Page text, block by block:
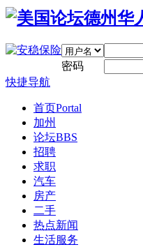
密码
快捷导航
首页Portal
加州
论坛BBS
招聘
求职
汽车
房产
二手
热点新闻
生活服务